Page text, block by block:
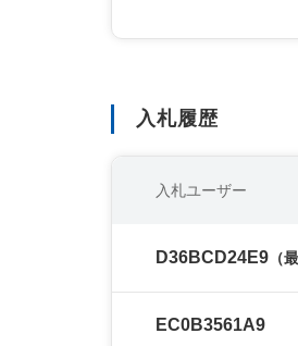
入札履歴
入札ユーザー
D36BCD24E9 （
EC0B3561A9